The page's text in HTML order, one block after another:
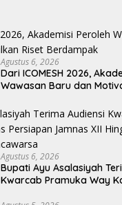
Agustus 6, 2026
Dari ICOMESH 2026,
Wawasan Baru dan
Agustus 6, 2026
Bupati Ayu Asalasiyah
Kwarcab Pramuka Way